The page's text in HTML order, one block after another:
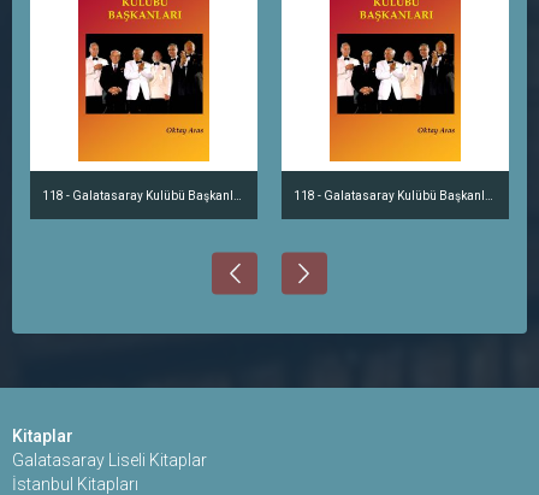
Kitaplar
Galatasaray Liseli Kitaplar
İstanbul Kitapları